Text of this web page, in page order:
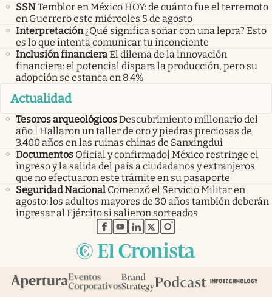
SSNTemblor en México HOY: de cuánto fue el terremoto
en Guerrero este miércoles 5 de agosto
Interpretación ¿Qué significa soñar con una lepra? Esto
es lo que intenta comunicar tu inconciente
Inclusión financieraEl dilema de la innovación
financiera: el potencial dispara la producción, pero su
adopción se estanca en 8.4%
Actualidad
Tesoros arqueológicosDescubrimiento millonario del
año | Hallaron un taller de oro y piedras preciosas de
3.400 años en las ruinas chinas de Sanxingdui
Documentos Oficial y confirmado| México restringe el
ingreso y la salida del país a ciudadanos y extranjeros
que no efectuaron este trámite en su pasaporte
Seguridad Nacional Comenzó el Servicio Militar en
agosto: los adultos mayores de 30 años también deberán
ingresar al Ejército si salieron sorteados
abre en nueva pestaña
abre en nueva pestaña
abre en nueva pestaña
abre en nueva pestaña
abre en nueva pestaña